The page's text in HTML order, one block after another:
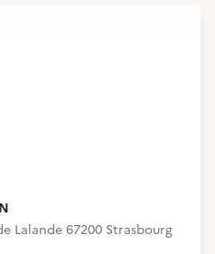
Lalande 67200 Strasbourg